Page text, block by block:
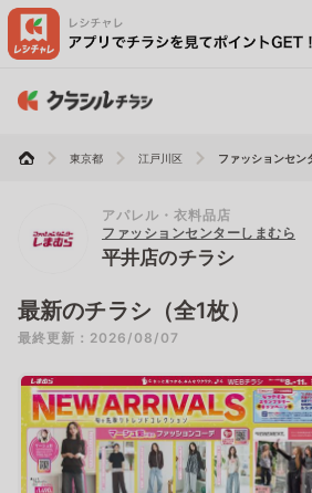
東京都 江戸川区 ファッションセン
アパレル・衣料品店
ファッションセンターしまむら
平井店のチラシ
最新のチラシ（全1枚）
最終更新：2026/08/07